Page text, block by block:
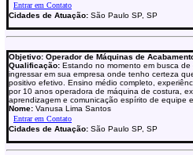
Cidades de Atuação: São Paulo SP, SP
Objetivo: Operador de Máquinas de
Qualificação: Estando no momento em busca
ingressar em sua empresa onde tenho certeza
positivo efetivo. Ensino médio completo,
por 10 anos operadora de máquina de costura,
aprendizagem e comunicação espírito de equipe
Nome: Vanusa Lima Santos
Cidades de Atuação: São Paulo SP, SP